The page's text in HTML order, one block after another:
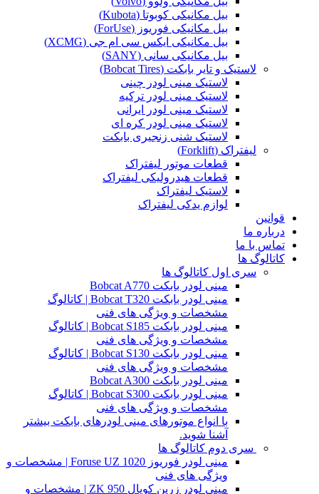
بیل مکانیکی کوبوتا (Kubota)
بیل مکانیکی فوریوز (ForUse)
بیل مکانیکی ایکس سی ام جی (XCMG)
بیل مکانیکی سانی (SANY)
لاستیک و تایر بابکت (Bobcat Tires)
لاستیک مینی لودر چینی
لاستیک مینی لودر ترکیه
لاستیک مینی لودر ایرانی
لاستیک مینی لودر کره ای
لاستیک شنی زنجیری بابکت
لیفتراک (Forklift)
قطعات موتور لیفتراک
قطعات هیدرولیکی لیفتراک
لاستیک لیفتراک
لوازم یدکی لیفتراک
قوانین
درباره ما
تماس با ما
کاتالوگ ها
سری اول کاتالوگ ها
مینی لودر بابکت Bobcat A770
مینی لودر بابکت Bobcat T320 | کاتالوگ
مشخصات و ویژگی های فنی
مینی لودر بابکت Bobcat S185 | کاتالوگ
مشخصات و ویژگی های فنی
مینی لودر بابکت Bobcat S130 | کاتالوگ
مشخصات و ویژگی های فنی
مینی لودر بابکت Bobcat A300
مینی لودر بابکت Bobcat S300 | کاتالوگ
مشخصات و ویژگی های فنی
با انواع موتورهای مینی لودرهای بابکت بیشتر
آشنا شوید.
سری دوم کاتالوگ ها
مینی لودر فوریوز Foruse UZ 1020 | مشخصات و
ویژگی های فنی
مینی لودر زرین کوپال ZK 950 | مشخصات و